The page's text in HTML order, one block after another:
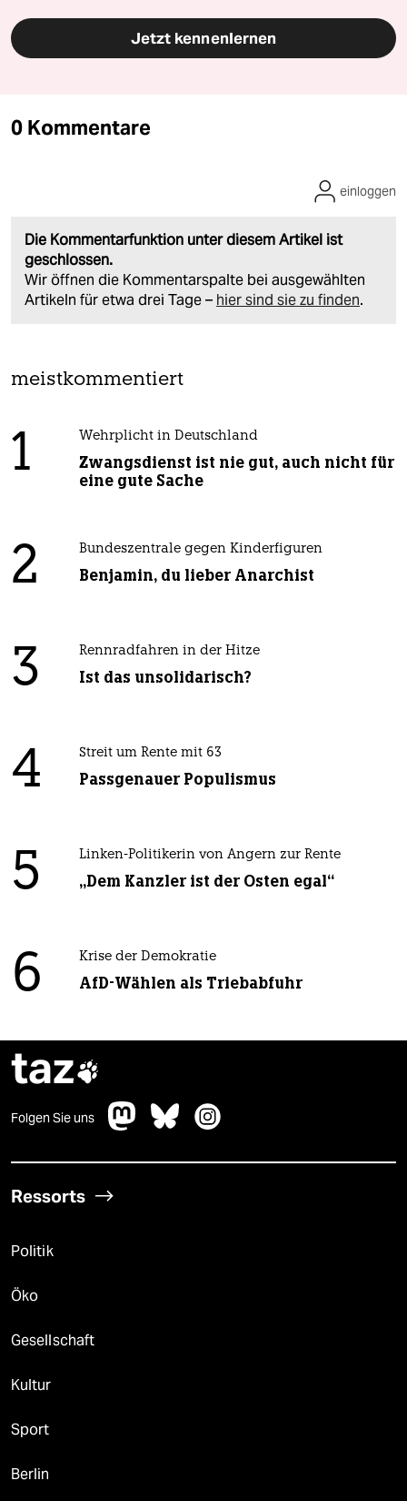
Jetzt kennenlernen
0 Kommentare
Die Kommentarfunktion unter diesem Artikel ist
geschlossen.
Wir öffnen die Kommentarspalte bei ausgewählten
Artikeln für etwa drei Tage – hier sind sie zu finden.
einloggen
meistkommentiert
1 Wehrplicht in Deutschland
Zwangsdienst ist nie gut, auch nicht für
eine gute Sache
2 Bundeszentrale gegen Kinderfiguren
Benjamin, du lieber Anarchist
3 Rennradfahren in der Hitze
Ist das unsolidarisch?
4 Streit um Rente mit 63
Passgenauer Populismus
5 Linken-Politikerin von Angern zur Rente
„Dem Kanzler ist der Osten egal“
6 Krise der Demokratie
AfD-Wählen als Triebabfuhr
taz
Folgen Sie uns
Ressorts
Politik
Öko
Gesellschaft
Kultur
Sport
Berlin